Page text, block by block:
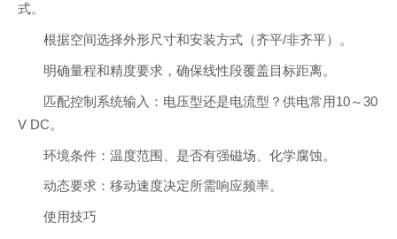
式。
根据空间选择外形尺寸和安装方式（齐平/非齐平）。
明确量程和精度要求，确保线性段覆盖目标距离。
匹配控制系统输入：电压型还是电流型？供电常用10～30
V DC。
环境条件：温度范围、是否有强磁场、化学腐蚀。
动态要求：移动速度决定所需响应频率。
使用技巧